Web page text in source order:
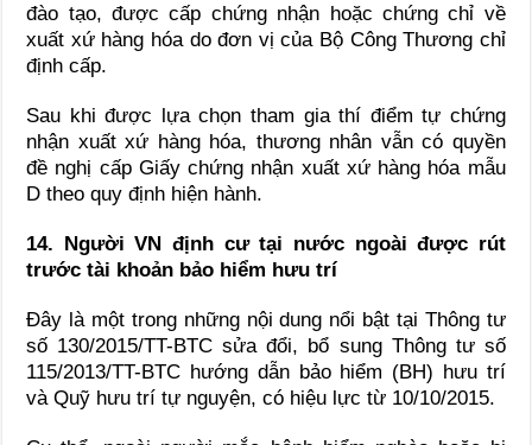
đào tạo, được cấp chứng nhận hoặc chứng chỉ về
xuất xứ hàng hóa do đơn vị của Bộ Công Thương chỉ
định cấp.
Sau khi được lựa chọn tham gia thí điểm tự chứng
nhận xuất xứ hàng hóa, thương nhân vẫn có quyền
đề nghị cấp Giấy chứng nhận xuất xứ hàng hóa mẫu
D theo quy định hiện hành.
14. Người VN định cư tại nước ngoài được rút
trước tài khoản bảo hiểm hưu trí
Đây là một trong những nội dung nổi bật tại Thông tư
số 130/2015/TT-BTC sửa đổi, bổ sung Thông tư số
115/2013/TT-BTC hướng dẫn bảo hiểm (BH) hưu trí
và Quỹ hưu trí tự nguyện, có hiệu lực từ 10/10/2015.